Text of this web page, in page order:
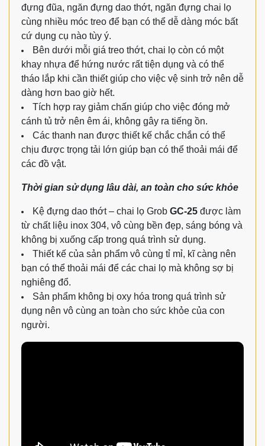
đựng đũa, ngăn đựng dao thớt, ngăn đựng chai lọ
cùng nhiều móc treo để bạn có thể dễ dàng móc bất
cứ dụng cụ nào tùy ý.
Bên dưới mỗi giá treo thớt, chai lọ còn có một
khay nhựa để hứng nước rất tiện dụng và có thể
tháo lắp khi cần thiết giúp cho việc vệ sinh trở nên dễ
dàng hơn bao giờ hết.
Tích hợp ray giảm chấn giúp cho việc đóng mở
cánh tủ trở nên êm ái, không gây ra tiếng ồn.
Các thanh nan được thiết kế chắc chắn có thể
chịu được trọng tải lớn giúp bạn có thể thoải mái để
các đồ vật.
Thời gian sử dụng lâu dài, an toàn cho sức khỏe
Kệ đựng dao thớt – chai lọ Grob GC-25 được làm
từ chất liệu inox 304, vô cùng bền đẹp, sáng bóng và
không bị xuống cấp trong quá trình sử dụng.
Thiết kế của sản phẩm vô cùng tỉ mỉ, kĩ càng nên
bạn có thể thoải mái để các chai lọ mà không sợ bị
nghiêng đổ.
Sản phẩm không bị oxy hóa trong quá trình sử
dụng nên vô cùng an toàn cho sức khỏe của con
người.